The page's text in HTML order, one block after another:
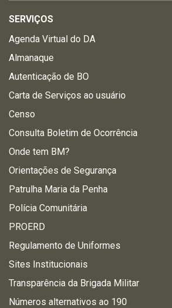
SERVIÇOS
Agenda Virtual do DA
Almanaque
Autenticação de BO
Carta de Serviços ao usuário
Censo
Consulta Boletim de Ocorrência
Onde tem BM?
Orientações de Segurança
Patrulha Maria da Penha
Polícia Comunitária
PROERD
Regulamento de Uniformes
Sites Institucionais
Transparência da Brigada Militar
Números alternativos ao 190